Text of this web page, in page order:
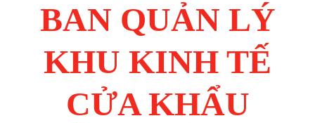
BAN QUẢN LÝ
KHU KINH TẾ
CỬA KHẨU